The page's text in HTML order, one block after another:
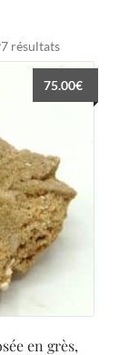
résultatsTrié
du
plus
récent
ancien
en grès,
75.00€